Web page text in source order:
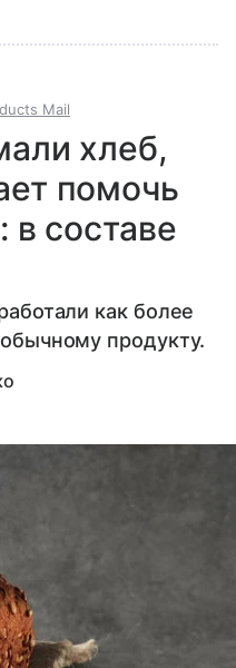
Mail
хлеб,
помочь
в составе
как более
продукту.